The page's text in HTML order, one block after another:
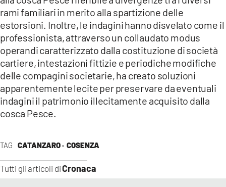
TAG CATANZARO · COSENZA
Tutti gli articoli diCronaca
rami familiari in merito alla spartizione delle
estorsioni. Inoltre, le indagini hanno disvelato come il
professionista, attraverso un collaudato modus
operandi caratterizzato dalla costituzione di società
cartiere, intestazioni fittizie e periodiche modifiche
delle compagini societarie, ha creato soluzioni
apparentemente lecite per preservare da eventuali
indagini il patrimonio illecitamente acquisito dalla
cosca Pesce.